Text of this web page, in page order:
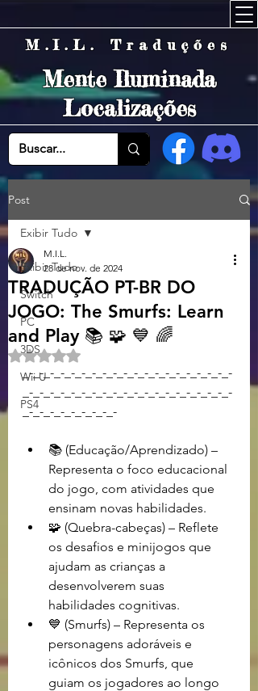
Mente Iluminada
Localizações
M.I.L. Traduções
Post
Exibir Tudo
Switch
PC
3DS
Wii U
PS4
Exibir Tudo
TRADUÇÃO PT-BR DO
JOGO: The Smurfs: Learn
and Play 📚 🧩 💙 🌈
M.I.L.
28 de nov. de 2024
Avaliado com NaN de 5 estrelas.
_-_-_-_-_-_-_-_-_-_-_-_-_-_-_-_-_-_-_-_-
_-_-_-_-_-_-_-_-_-_-_-_-_-_-_-_-_-_-_-_-
_-_-_-_-_-_-_-_-_-
📚 (Educação/Aprendizado) –
Representa o foco educacional
do jogo, com atividades que
ensinam novas habilidades.
🧩 (Quebra-cabeças) – Reflete
os desafios e minijogos que
ajudam as crianças a
desenvolverem suas
habilidades cognitivas.
💙 (Smurfs) – Representa os
personagens adoráveis e
icônicos dos Smurfs, que
guiam os jogadores ao longo